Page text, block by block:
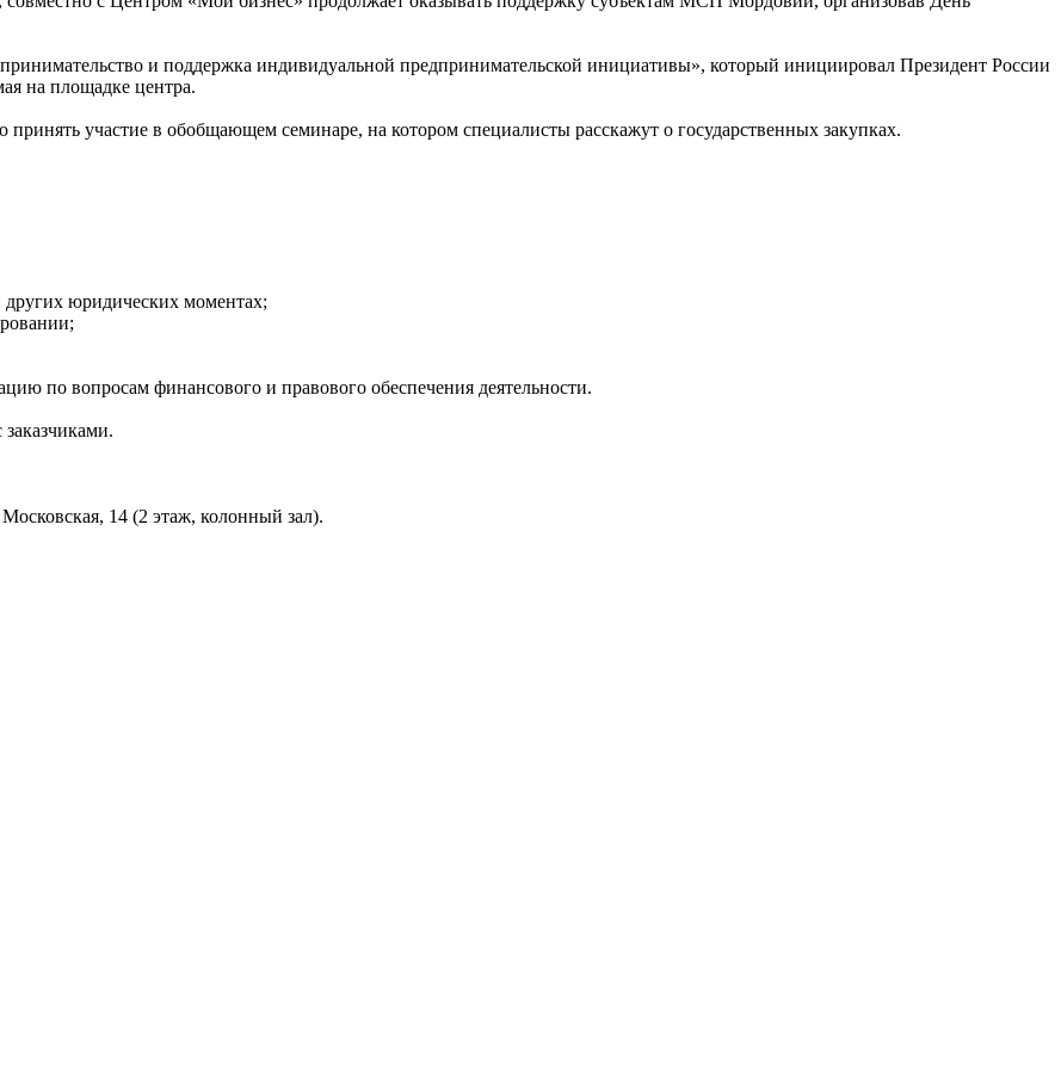
и поддержка индивидуальной предпринимательской инициативы», который инициировал Президент России
на площадке центра.
принять участие в обобщающем семинаре, на котором специалисты расскажут о государственных закупках.
других юридических моментах;
по вопросам финансового и правового обеспечения деятельности.
14 (2 этаж, колонный зал).